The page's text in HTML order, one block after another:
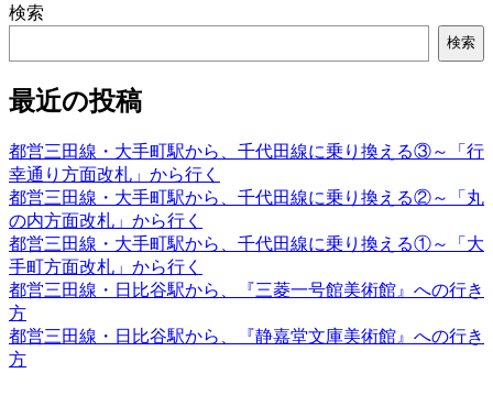
検索
検索
最近の投稿
都営三田線・大手町駅から、千代田線に乗り換える③～「行
幸通り方面改札」から行く
都営三田線・大手町駅から、千代田線に乗り換える②～「丸
の内方面改札」から行く
都営三田線・大手町駅から、千代田線に乗り換える①～「大
手町方面改札」から行く
都営三田線・日比谷駅から、『三菱一号館美術館』への行き
方
都営三田線・日比谷駅から、『静嘉堂文庫美術館』への行き
方